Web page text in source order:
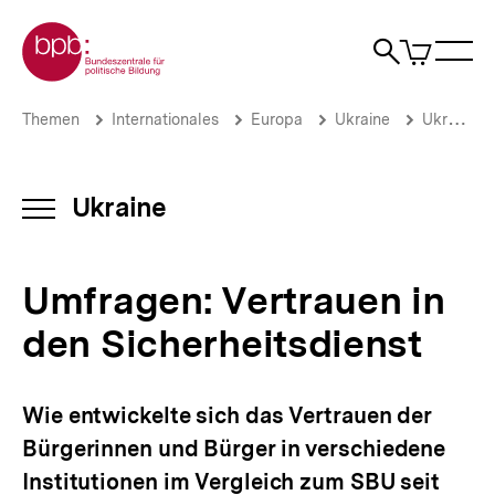
zum
Seiteninhalt
springen
Zur Startseite der bpb
Suche
Artikel
im
Umfragen:
Sicherheitsdienst
bpb.de
Brotkrümelnavigation
Pfadnavigation
Themen Internationales Europa Ukraine Ukraine-Analysen: Archiv 2020
INHALTSNAVIGATION
Ukraine
Umfragen: Vertrauen in
den Sicherheitsdienst
Wie entwickelte sich das Vertrauen der
Bürgerinnen und Bürger in verschiedene
Institutionen im Vergleich zum SBU seit